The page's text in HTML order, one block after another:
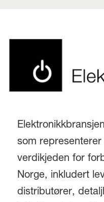
som
verdikjeden for
Norge, inkludert
distributører,